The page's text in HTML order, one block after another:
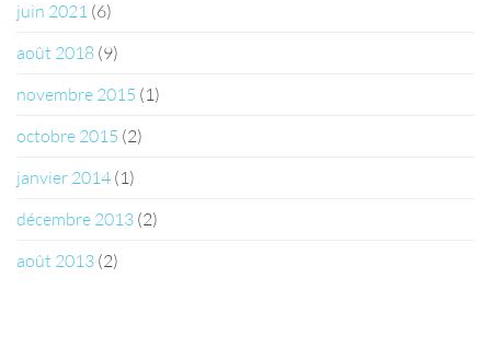
juin 2021 (6)
août 2018 (9)
novembre 2015 (1)
octobre 2015 (2)
janvier 2014 (1)
décembre 2013 (2)
août 2013 (2)